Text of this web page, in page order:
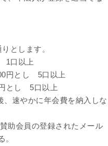
とします。
1口以上
円とし 5口以上
とし 5口以上
速やかに年会費を納入しな
助会員の登録されたメール
。